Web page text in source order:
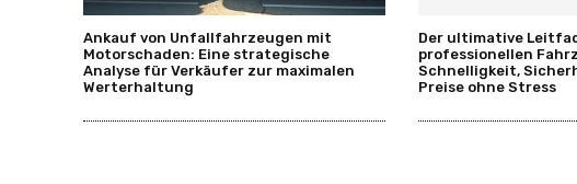
Ankauf von Unfallfahrzeugen mit
Motorschaden: Eine strategische
Analyse für Verkäufer zur maximalen
Werterhaltung
Der ultimative
professionellen
Schnelligkeit,
Preise ohne Stress